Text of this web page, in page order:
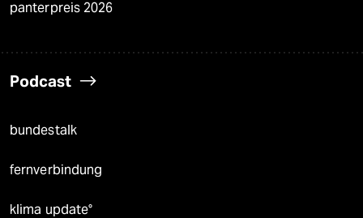
panterpreis 2026
Podcast
bundestalk
fernverbindung
klima update°